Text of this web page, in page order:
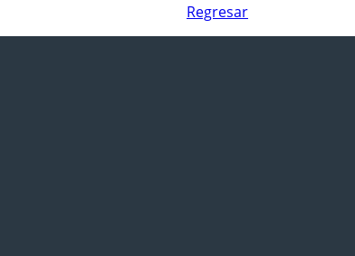
Regresar